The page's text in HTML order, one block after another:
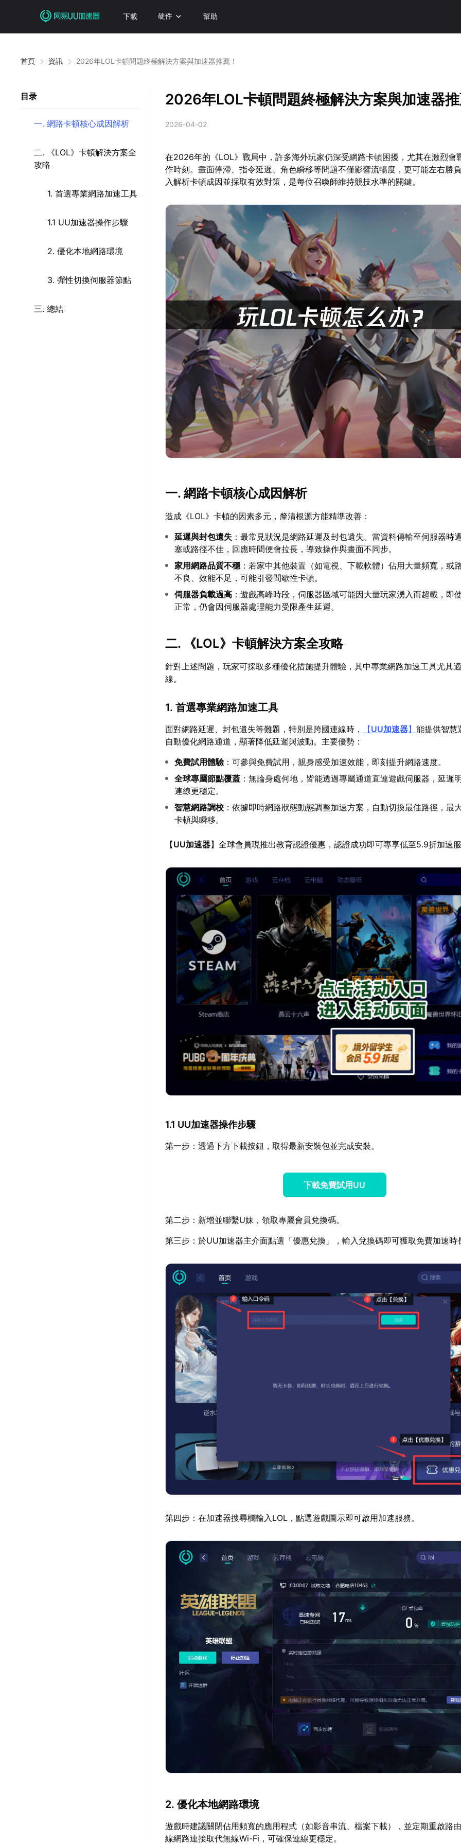
下載 硬件 幫助
首頁 資訊 2026年LOL卡頓問題終極解決方案與加速器推薦！
目录
一. 網路卡頓核心成因解析
二. 《LOL》卡頓解決方案全
攻略
1. 首選專業網路加速工具
1.1 UU加速器操作步驟
2. 優化本地網路環境
3. 彈性切換伺服器節點
三. 總結
2026年LOL卡頓問題終極解決方案與加速器
2026-04-02
在2026年的《LOL》戰局中，許多海外玩家仍深受網路卡頓困擾，尤其在激烈會
作時刻。畫面停滯、指令延遲、角色瞬移等問題不僅影響流暢度，更可能左右勝
入解析卡頓成因並採取有效對策，是每位召喚師維持競技水準的關鍵。
一. 網路卡頓核心成因解析
造成《LOL》卡頓的因素多元，釐清根源方能精準改善：
延遲與封包遺失 ：最常見狀況是網路延遲及封包遺失。當資料傳輸至伺服器時
塞或路徑不佳，回應時間便會拉長，導致操作與畫面不同步。
家用網路品質不穩 ：若家中其他裝置（如電視、下載軟體）佔用大量頻寬，或
不良、效能不足，可能引發間歇性卡頓。
伺服器負載過高 ：遊戲高峰時段，伺服器區域可能因大量玩家湧入而超載，即
正常，仍會因伺服器處理能力受限產生延遲。
二. 《LOL》卡頓解決方案全攻略
針對上述問題，玩家可採取多種優化措施提升體驗，其中專業網路加速工具尤其
線。
1. 首選專業網路加速工具
面對網路延遲、封包遺失等難題，特別是跨國連線時， 【UU加速器】能提供智慧
自動優化網路通道，顯著降低延遲與波動。主要優勢：
免費試用體驗：可參與免費試用，親身感受加速效能，即刻提升網路速度。
全球專屬節點覆蓋 ：無論身處何地，皆能透過專屬通道直連遊戲伺服器，延遲
連線更穩定。
智慧網路調校 ：依據即時網路狀態動態調整加速方案，自動切換最佳路徑，最
卡頓與瞬移。
【UU加速器】全球會員現推出教育認證優惠，認證成功即可專享低至5.9折加速
1.1 UU加速器操作步驟
第一步：透過下方下載按鈕，取得最新安裝包並完成安裝。
下載免費試用UU
第二步：新增並聯繫U妹，領取專屬會員兌換碼。
第三步：於UU加速器主介面點選「優惠兌換」，輸入兌換碼即可獲取免費加速時
第四步：在加速器搜尋欄輸入LOL，點選遊戲圖示即可啟用加速服務。
2. 優化本地網路環境
遊戲時建議關閉佔用頻寬的應用程式（如影音串流、檔案下載），並定期重啟路
線網路連接取代無線Wi-Fi，可確保連線更穩定。